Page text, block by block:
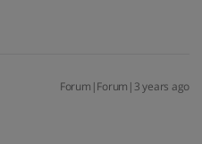
Forum|Forum|3 years ago